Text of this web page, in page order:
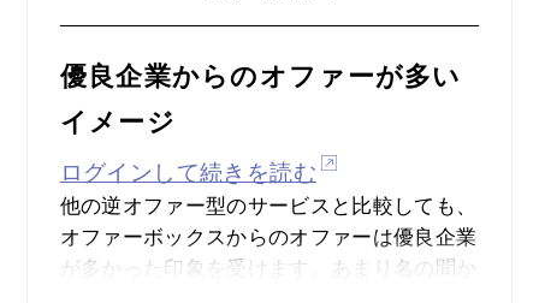
優良企業からのオファーが多い
イメージ
ログインして続きを読む
他の逆オファー型のサービスと比較しても、
オファーボックスからのオファーは優良企業
が多かった印象を受けます。あまり名の聞か